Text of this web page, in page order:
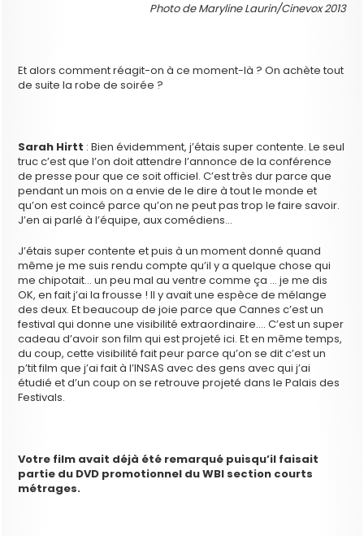
Photo de Maryline Laurin/Cinevox 2013
Et alors comment réagit-on à ce moment-là ? On achète tout
de suite la robe de soirée ?
Sarah Hirtt : Bien évidemment, j’étais super contente. Le seul
truc c’est que l’on doit attendre l’annonce de la conférence
de presse pour que ce soit officiel. C’est très dur parce que
pendant un mois on a envie de le dire à tout le monde et
qu’on est coincé parce qu’on ne peut pas trop le faire savoir.
J’en ai parlé à l’équipe, aux comédiens…
J’étais super contente et puis à un moment donné quand
même je me suis rendu compte qu’il y a quelque chose qui
me chipotait… un peu mal au ventre comme ça … je me dis
OK, en fait j’ai la frousse ! Il y avait une espèce de mélange
des deux. Et beaucoup de joie parce que Cannes c’est un
festival qui donne une visibilité extraordinaire…. C’est un super
cadeau d’avoir son film qui est projeté ici. Et en même temps,
du coup, cette visibilité fait peur parce qu’on se dit c’est un
p’tit film que j’ai fait à l’INSAS avec des gens avec qui j’ai
étudié et d’un coup on se retrouve projeté dans le Palais des
Festivals.
Votre film avait déjà été remarqué puisqu’il faisait
partie du DVD promotionnel du WBI section courts
métrages.